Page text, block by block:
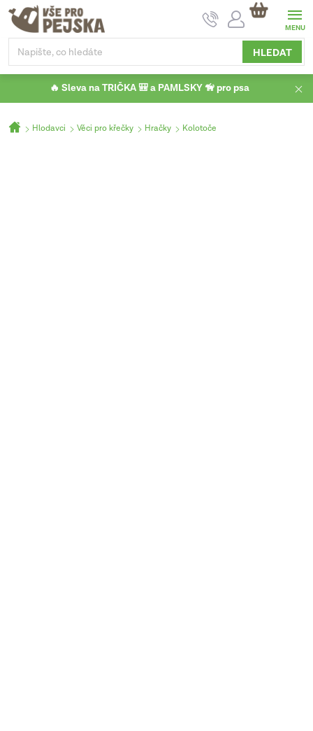
Přejít
obsah
HLEDAT
NÁKUPNÍ
KOŠÍK
🔥 Sleva na TRIČKA 🎒 a PAMLSKY 🦮 pro psa
Domů
Hlodavci Věci pro křečky Hračky Kolotoče